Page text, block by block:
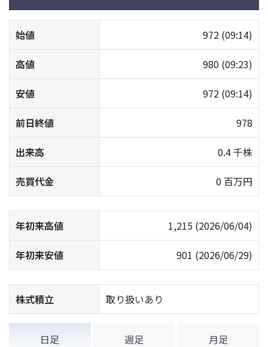
始値 972 (09:14)
高値 980 (09:23)
安値 972 (09:14)
前日終値 978
出来高 0.4 千株
売買代金 0 百万円
年初来高値 1,215 (2026/06/04)
年初来安値 901 (2026/06/29)
株式積立 取り扱いあり
日足 週足 月足